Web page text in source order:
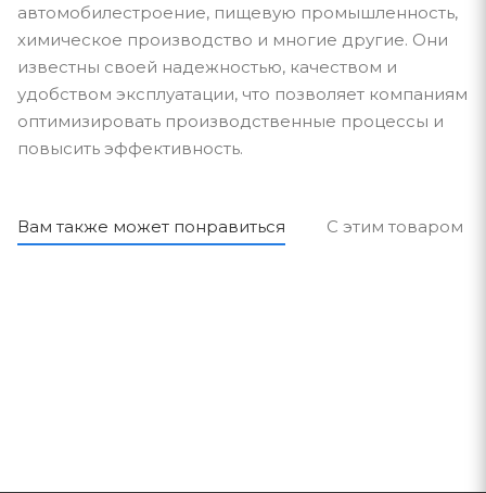
автомобилестроение, пищевую промышленность,
химическое производство и многие другие. Они
известны своей надежностью, качеством и
удобством эксплуатации, что позволяет компаниям
оптимизировать производственные процессы и
повысить эффективность.
Вам также может понравиться С этим товаром